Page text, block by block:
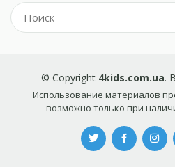
© Copyright 4kids.com.ua.
Использование материалов
возможно только при